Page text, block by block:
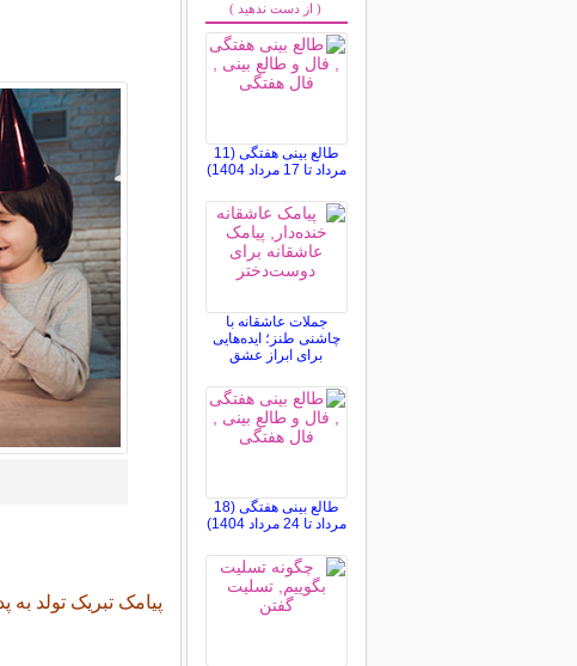
پیامک تبریک تولد به
( از دست ندهید )
طالع بینی هفتگی (11
مرداد تا 17 مرداد 1404)
جملات عاشقانه با
چاشنی طنز؛ ایده‌هایی
برای ابراز عشق
طالع بینی هفتگی (18
مرداد تا 24 مرداد 1404)